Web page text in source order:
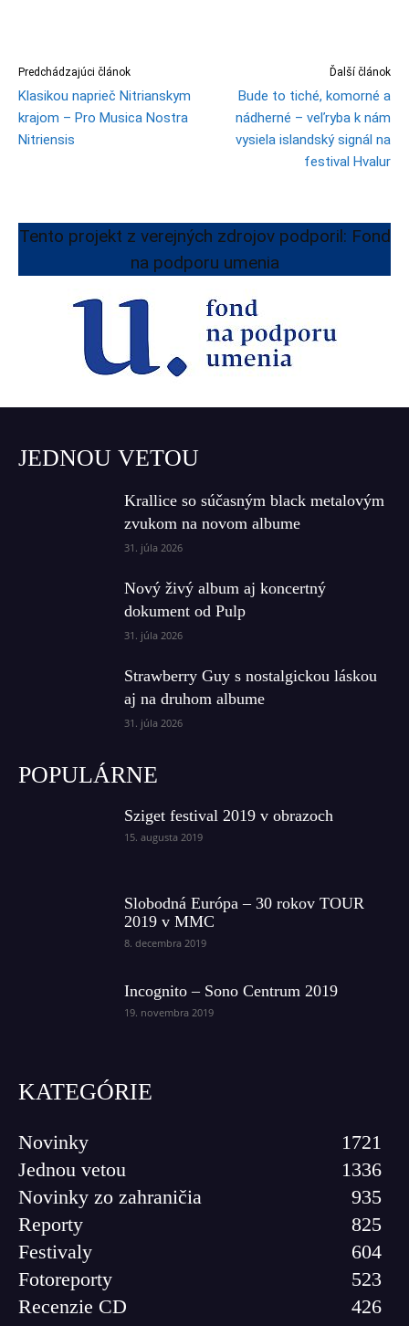
Predchádzajúci článok
Klasikou naprieč Nitrianskym
krajom – Pro Musica Nostra
Nitriensis
Ďalší článok
Bude to tiché, komorné a
nádherné – veľryba k nám
vysiela islandský signál na
festival Hvalur
Tento projekt z verejných zdrojov podporil: Fond
na podporu umenia
JEDNOU VETOU
Krallice so súčasným black metalovým
zvukom na novom albume
31. júla 2026
Nový živý album aj koncertný
dokument od Pulp
31. júla 2026
Strawberry Guy s nostalgickou láskou
aj na druhom albume
31. júla 2026
POPULÁRNE
Sziget festival 2019 v obrazoch
15. augusta 2019
Slobodná Európa – 30 rokov TOUR
2019 v MMC
8. decembra 2019
Incognito – Sono Centrum 2019
19. novembra 2019
KATEGÓRIE
Novinky
1721
Jednou vetou
1336
Novinky zo zahraničia
935
Reporty
825
Festivaly
604
Fotoreporty
523
Recenzie CD
426